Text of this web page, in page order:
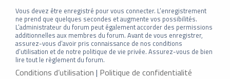
Vous devez être enregistré pour vous connecter. L’enregistrement
ne prend que quelques secondes et augmente vos possibilités.
L’administrateur du forum peut également accorder des permissions
additionnelles aux membres du forum. Avant de vous enregistrer,
assurez-vous d’avoir pris connaissance de nos conditions
d’utilisation et de notre politique de vie privée. Assurez-vous de bien
lire tout le règlement du forum.
Conditions d’utilisation | Politique de confidentialité